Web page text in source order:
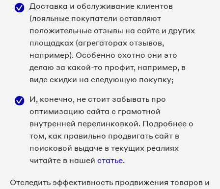
Доставка и обслуживание клиентов
(лояльные покупатели оставляют
положительные отзывы на сайте и других
площадках (агрегаторах отзывов,
например). Особенно охотно они это
делаю за какой-то профит, например, в
виде скидки на следующую покупку;
И, конечно, не стоит забывать про
оптимизацию сайта с грамотной
внутренней перелинковкой. Подробнее о
том, как правильно продвигать сайт в
поисковой выдаче в текущих реалиях
читайте в нашей статье.
Отследить эффективность продвижения товаров и